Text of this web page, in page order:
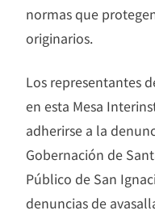
normas que
originarios.
Los representantes
en esta Mesa
adherirse a la
Gobernación de
Público de San
denuncias de